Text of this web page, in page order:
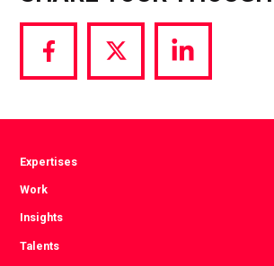
Share
via
Share
via
Share
via
Expertises
Work
Insights
Talents